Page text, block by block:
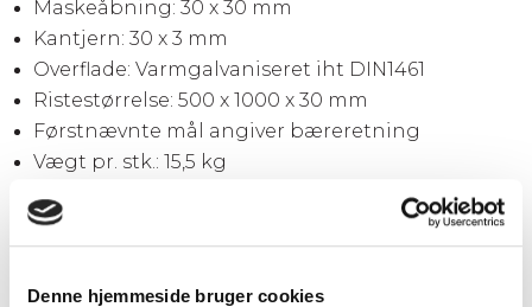
Denne hjemmeside bruger cookies
Maskeåbning: 30 x 30 mm
Kantjern: 30 x 3 mm
Overflade: Varmgalvaniseret iht DIN1461
Ristestørrelse: 500 x 1000 x 30 mm
Førstnævnte mål angiver bæreretning
Vægt pr. stk.: 15,5 kg
HUSK FASTGØRELSESBESLAG